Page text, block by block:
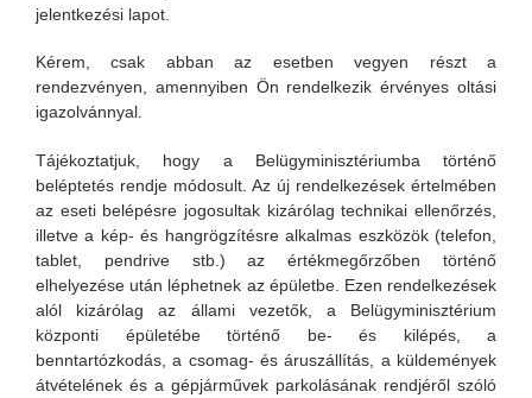
jelentkezési lapot.
Kérem, csak abban az esetben vegyen részt a
rendezvényen, amennyiben Ön rendelkezik érvényes oltási
igazolvánnyal.
Tájékoztatjuk, hogy a Belügyminisztériumba történő
beléptetés rendje módosult. Az új rendelkezések értelmében
az eseti belépésre jogosultak kizárólag technikai ellenőrzés,
illetve a kép- és hangrögzítésre alkalmas eszközök (telefon,
tablet, pendrive stb.) az értékmegőrzőben történő
elhelyezése után léphetnek az épületbe. Ezen rendelkezések
alól kizárólag az állami vezetők, a Belügyminisztérium
központi épületébe történő be- és kilépés, a
benntartózkodás, a csomag- és áruszállítás, a küldemények
átvételének és a gépjárművek parkolásának rendjéről szóló